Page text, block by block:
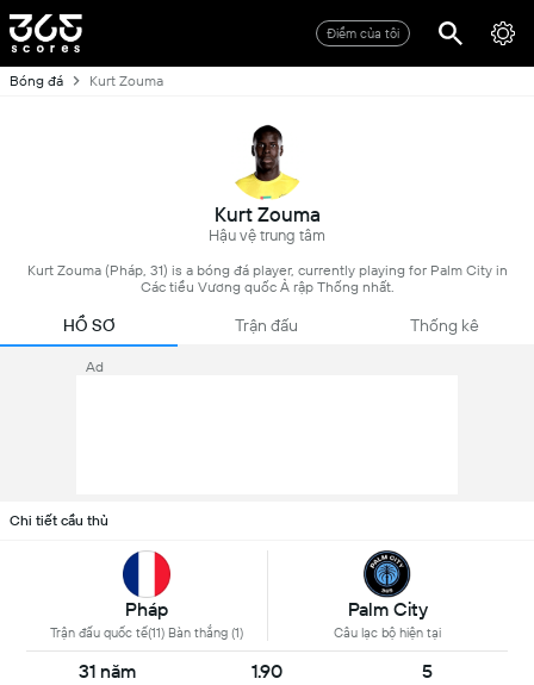
Điểm của tôi
Bóng đá Kurt Zouma
Kurt Zouma
Hậu vệ trung tâm
Kurt Zouma (Pháp, 31) is a bóng đá player, currently playing for Palm City in
Các tiểu Vương quốc Ả rập Thống nhất.
HỒ SƠ Trận đấu Thống kê
Ad
Chi tiết cầu thủ
Pháp
Trận đấu quốc tế(11) Bàn thắng (1)
Palm City
Câu lạc bộ hiện tại
31 năm 1.90 5